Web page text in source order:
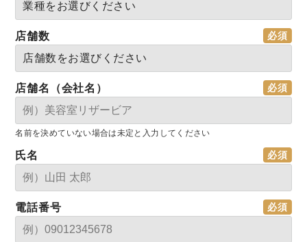
店舗数
店舗名（会社名）
名前を決めていない場合は未定と入力してください
氏名
電話番号